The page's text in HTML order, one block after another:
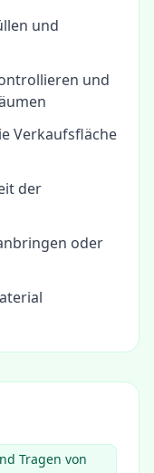
und
und
Verkaufsfläche
der
oder
Tragen von